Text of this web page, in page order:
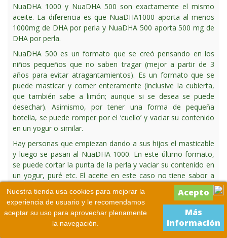
Nuestra tienda usa cookies para mejorar la
experiencia de usuario y le recomendamos
aceptar su uso para aprovechar plenamente
la navegación.
Más
información
NuaDHA 1000 y NuaDHA 500 son exactamente el mismo
aceite. La diferencia es que NuaDHA1000 aporta al menos
1000mg de DHA por perla y NuaDHA 500 aporta 500 mg de
DHA por perla.
NuaDHA 500 es un formato que se creó pensando en los
niños pequeños que no saben tragar (mejor a partir de 3
años para evitar atragantamientos). Es un formato que se
puede masticar y comer enteramente (inclusive la cubierta,
que también sabe a limón; aunque si se desea se puede
desechar). Asimismo, por tener una forma de pequeña
botella, se puede romper por el ‘cuello’ y vaciar su contenido
en un yogur o similar.
Hay personas que empiezan dando a sus hijos el masticable
y luego se pasan al NuaDHA 1000. En este último formato,
se puede cortar la punta de la perla y vaciar su contenido en
un yogur, puré etc. El aceite en este caso no tiene sabor a
limón como el anterior, pero el sabor a pescado se ha
eliminado en gran medida.
10 - ¿Por qué dicen que NuaDHA1000/500 es el